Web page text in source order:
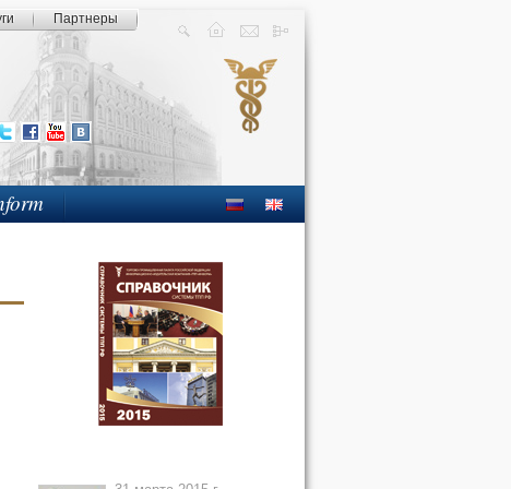
Партнеры